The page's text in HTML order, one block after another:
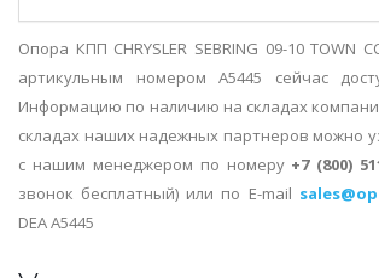
Опора КПП CHRYSLER SEBRING 09-10 TOWN
артикульным номером A5445 сейчас
Информацию по наличию на складах
складах наших надежных партнеров можно
с нашим менеджером по номеру +7 (800)
звонок бесплатный) или по E-mail
DEA A5445